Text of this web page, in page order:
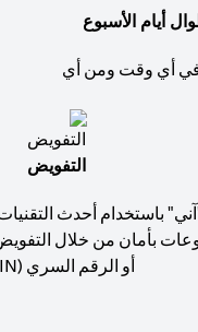
أيام الأسبوع
في أي وقت ومن أي
التفويض
باستخدام أحدث
بأمان من خلال
أو الرقم السري (PIN).